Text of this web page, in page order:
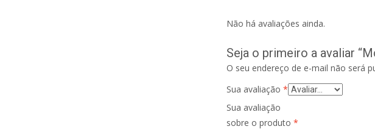
Não há avaliações ainda.
Seja o primeiro a avaliar
O seu endereço de e-mail não será
Sua avaliação *
Sua avaliação
sobre o produto *